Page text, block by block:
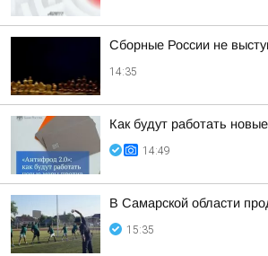
Сборные России не
14:35
Как будут работать
14:49
В Самарской области
15:35